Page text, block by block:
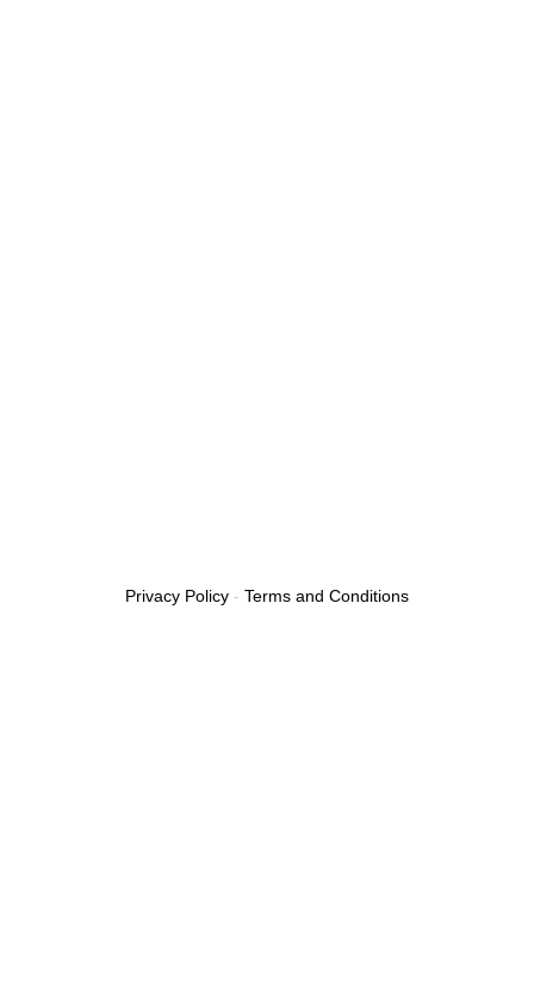
Privacy Policy - Terms and Conditions